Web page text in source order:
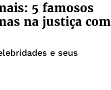
5 famosos
na justiça com
e seus